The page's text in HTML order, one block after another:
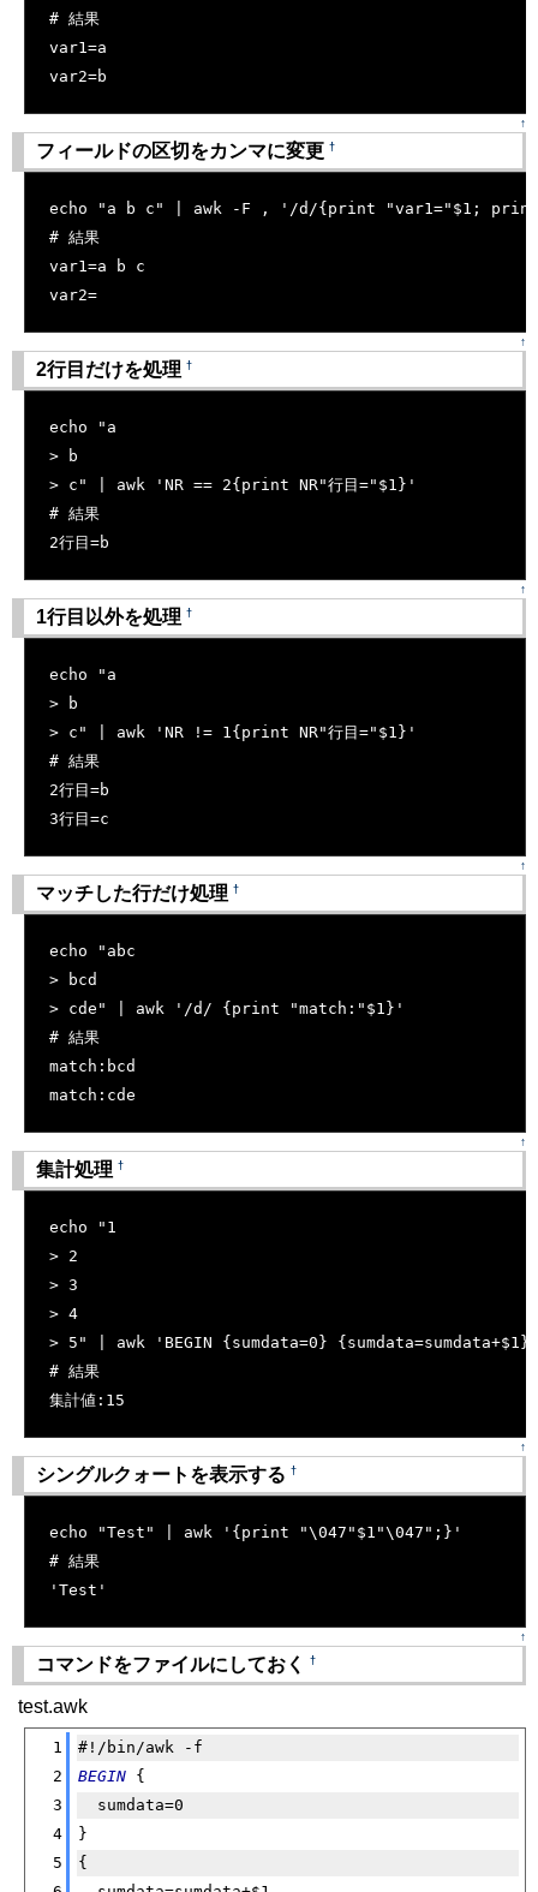
# 結果
var1=a
var2=b
↑
フィールドの区切をカンマに変更 †
echo "a b c" | awk -F , '/d/{print "var1="$1;
# 結果
var1=a b c
var2=
↑
2行目だけを処理 †
echo "a
> b
> c" | awk 'NR == 2{print NR"行目="$1}'
# 結果
2行目=b
↑
1行目以外を処理 †
echo "a
> b
> c" | awk 'NR != 1{print NR"行目="$1}'
# 結果
2行目=b
3行目=c
↑
マッチした行だけ処理 †
echo "abc
> bcd
> cde" | awk '/d/ {print "match:"$1}'
# 結果
match:bcd
match:cde
↑
集計処理 †
echo "1
> 2
> 3
> 4
> 5" | awk 'BEGIN {sumdata=0}
# 結果
集計値:15
↑
シングルクォートを表示する †
echo "Test" | awk '{print "\047"$1"\047";}'
# 結果
'Test'
↑
コマンドをファイルにしておく †
test.awk
1
2
3
4
5
#!/bin/awk -f
BEGIN {
  sumdata=0
}
{